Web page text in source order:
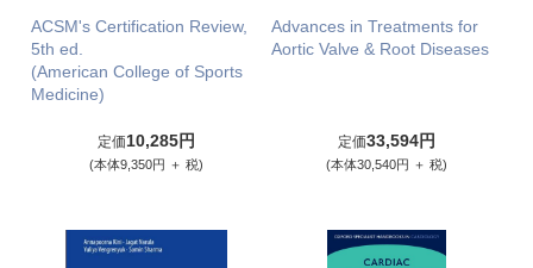
ACSM's Certification Review,
5th ed.
(American College of Sports
Medicine)
定価10,285円
(本体9,350円 ＋ 税)
Advances in Treatments for
Aortic Valve & Root Diseases
定価33,594円
(本体30,540円 ＋ 税)